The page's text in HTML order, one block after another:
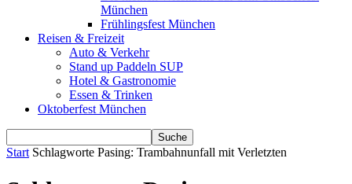
München
Frühlingsfest München
Reisen & Freizeit
Auto & Verkehr
Stand up Paddeln SUP
Hotel & Gastronomie
Essen & Trinken
Oktoberfest München
Start Schlagworte Pasing: Trambahnunfall mit Verletzten